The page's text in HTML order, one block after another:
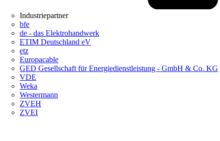
Industriepartner
bfe
de - das Elektrohandwerk
ETIM Deutschland eV
etz
Europacable
GED Gesellschaft für Energiedienstleistung - GmbH & Co. KG
VDE
Weka
Westermann
ZVEH
ZVEI